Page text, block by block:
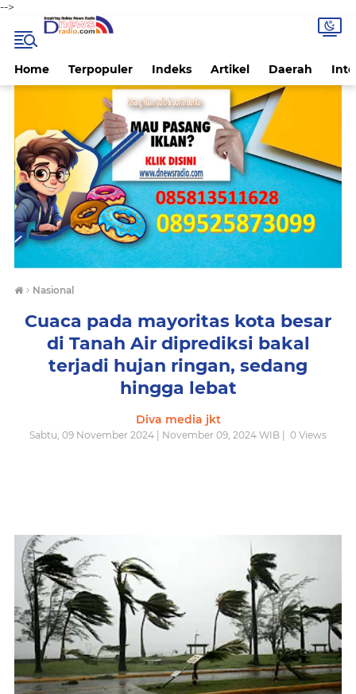
-->
Home Terpopuler Indeks Artikel Daerah
› Nasional
Cuaca pada mayoritas kota besar
di Tanah Air diprediksi bakal
terjadi hujan ringan, sedang
hingga lebat
Diva media jkt
Sabtu, 09 November 2024 | November 09, 2024 WIB | 0 Views